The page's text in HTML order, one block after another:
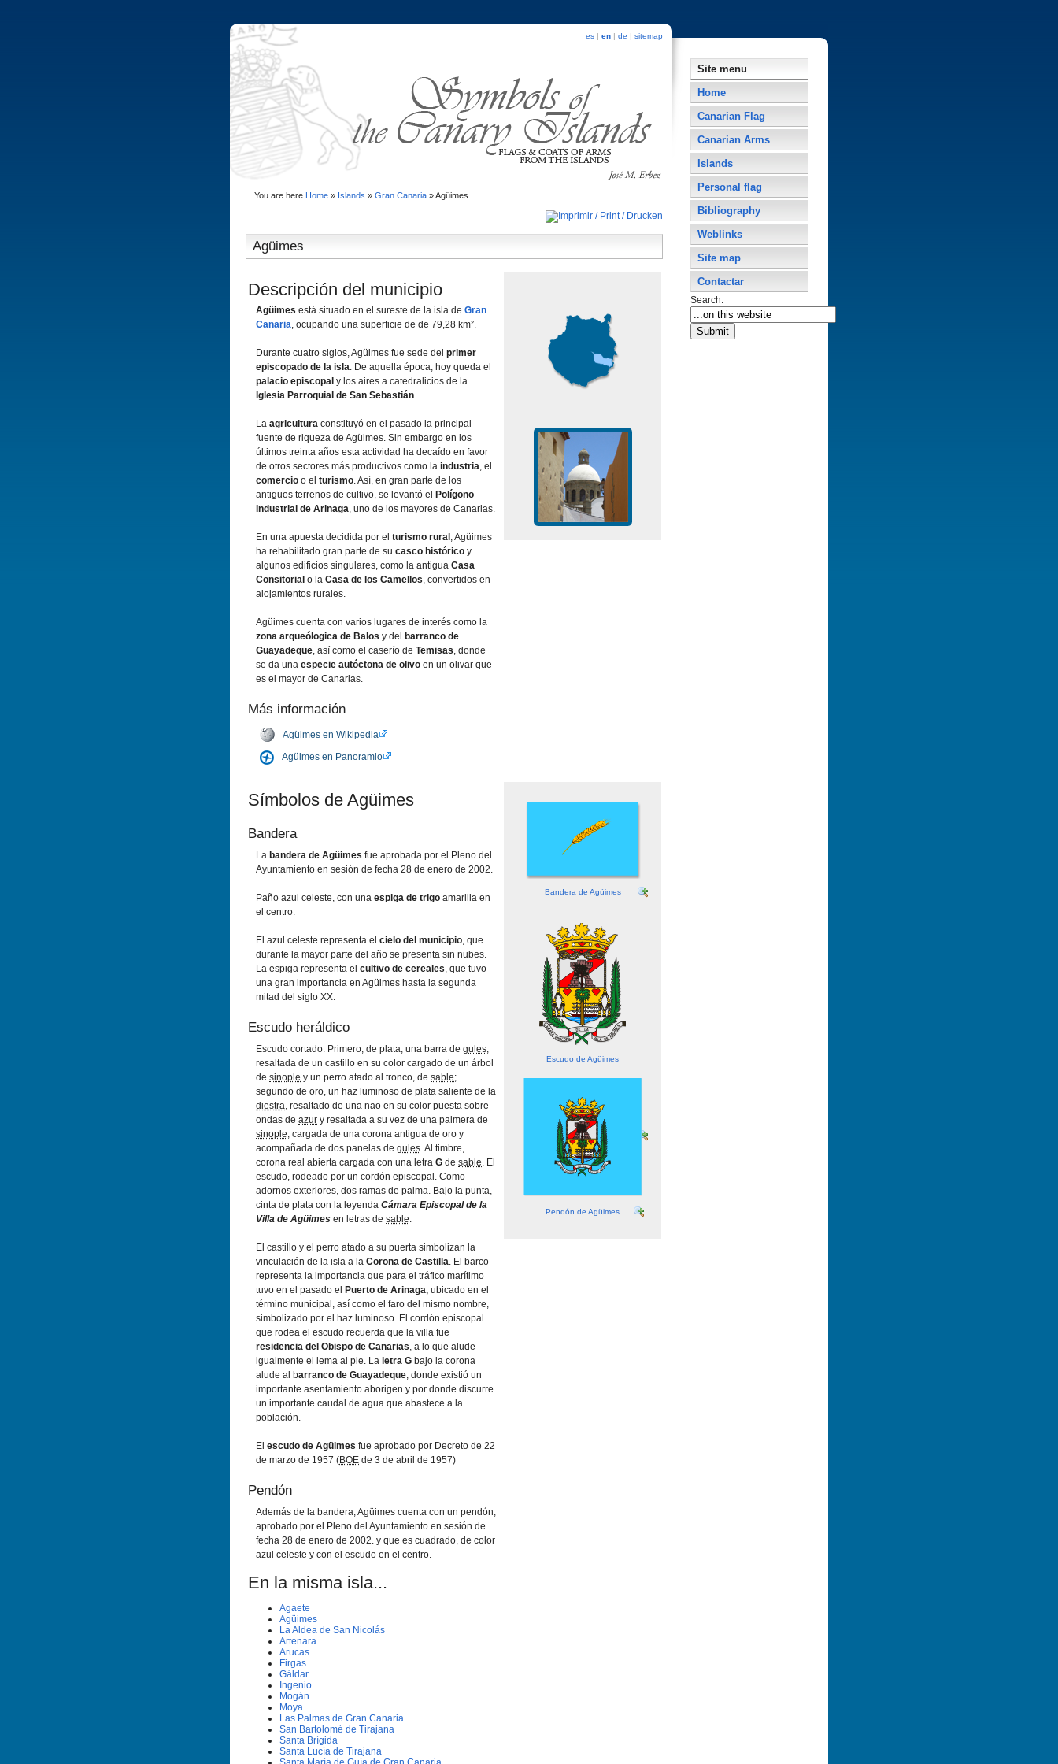
es | en | de | sitemap
You are here Home» Islands » Gran Canaria»Agüimes
Agüimes
Descripción del municipio
Agüimes está situado en el sureste de la isla de Gran
Canaria, ocupando una superficie de de 79,28 km².
Durante cuatro siglos, Agüimes fue sede del primer
episcopado de la isla. De aquella época, hoy queda el
palacio episcopal y los aires a catedralicios de la
Iglesia Parroquial de San Sebastián.
La agricultura constituyó en el pasado la principal
fuente de riqueza de Agüimes. Sin embargo en los
últimos treinta años esta actividad ha decaí­do en favor
de otros sectores más productivos como la industria, el
comercio o el turismo. Así­, en gran parte de los
antiguos terrenos de cultivo, se levantó el
Polí­gono
Industrial de Arinaga, uno de los mayores de Canarias.
En una apuesta decidida por el turismo rural , Agüimes
ha rehabilitado gran parte de su casco histórico y
algunos edificios singulares, como la antigua Casa
Consitorial o la Casa de los Camellos, convertidos en
alojamientos rurales.
Agüimes cuenta con varios lugares de interés como la
zona arqueólogica de Balos y del
barranco de
Guayadeque, así­ como el caserí­o de Temisas, donde
se da una especie autóctona de olivo en un olivar que
es el mayor de Canarias.
Más información
Agüimes en Wikipedia
Agüimes en Panoramio
Sí­mbolos de Agüimes
Bandera
La bandera de Agüimes fue aprobada por el Pleno del
Ayuntamiento en sesión de fecha 28 de enero de 2002.
Paño azul celeste, con una espiga de trigo amarilla en
el centro.
El azul celeste representa el cielo del municipio, que
durante la mayor parte del año se presenta sin nubes.
La espiga representa el cultivo de cereales, que tuvo
una gran importancia en Agüimes hasta la segunda
mitad del siglo XX.
Escudo heráldico
Escudo cortado. Primero, de plata, una barra de gules,
resaltada de un castillo en su color cargado de un árbol
de sinople y un perro atado al tronco, de sable;
segundo de oro, un haz luminoso de plata saliente de la
diestra, resaltado de una nao en su color puesta sobre
ondas de azur y resaltada a su vez de una palmera de
sinople, cargada de una corona antigua de oro y
acompañada de dos panelas de gules. Al timbre,
corona real abierta cargada con una letra G de sable. El
escudo, rodeado por un cordón episcopal. Como
adornos exteriores, dos ramas de palma. Bajo la punta,
cinta de plata con la leyenda Cámara Episcopal de la
Villa de Agüimes en letras de sable.
El castillo y el perro atado a su puerta simbolizan la
vinculación de la isla a la Corona de Castilla. El barco
representa la importancia que para el tráfico marí­timo
tuvo en el pasado el
Puerto de Arinaga, ubicado en el
término municipal, así­ como el faro del mismo nombre,
simbolizado por el haz luminoso. El cordón episcopal
que rodea el escudo recuerda que la villa fue
residencia del Obispo de Canarias, a lo que alude
igualmente el lema al pie. La letra G bajo la corona
alude al barranco de Guayadeque, donde existió un
importante asentamiento aborigen y por donde discurre
un importante caudal de agua que abastece a la
población.
El escudo de Agüimes fue aprobado por Decreto de 22
de marzo de 1957 (BOE de 3 de abril de 1957)
Pendón
Además de la bandera, Agüimes cuenta con un pendón,
aprobado por el Pleno del Ayuntamiento en sesión de
fecha 28 de enero de 2002. y que es cuadrado, de color
azul celeste y con el escudo en el centro.
En la misma isla...
Agaete
Agüimes
La Aldea de San Nicolás
Artenara
Arucas
Firgas
Gáldar
Ingenio
Mogán
Moya
Las Palmas de Gran Canaria
San Bartolomé de Tirajana
Santa Brí­gida
Santa Lucí­a de Tirajana
Bandera de Agüimes
Escudo de Agüimes
Pendón de Agüimes
Site menu
Home
Canarian Flag
Canarian Arms
Islands
Personal flag
Bibliography
Weblinks
Site map
Contactar
Search: